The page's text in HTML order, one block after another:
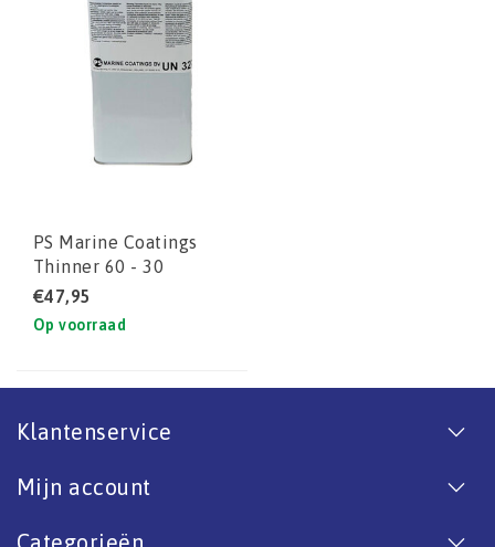
PS Marine Coatings
Thinner 60 - 30
(VERTRAGER PU)
€47,95
Op voorraad
Klantenservice
Mijn account
Categorieën